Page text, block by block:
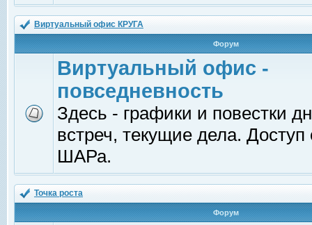
Виртуальный офис КРУГА
Форум
Виртуальный офис -
повседневность
Здесь - графики и повестки
встреч, текущие дела.
ШАРа.
Точка роста
Форум